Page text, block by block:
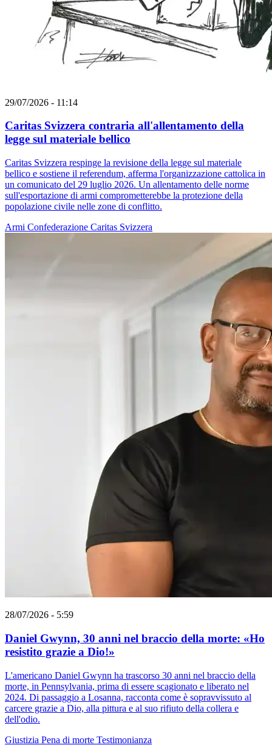
29/07/2026 - 11:14
Caritas Svizzera contraria all'allentamento della
legge sul materiale bellico
Caritas Svizzera respinge la revisione della legge sul materiale
bellico e sostiene il referendum, afferma l'organizzazione cattolica in
un comunicato del 29 luglio 2026. Un allentamento delle norme
sull'esportazione di armi comprometterebbe la protezione della
popolazione civile nelle zone di conflitto.
Armi Confederazione Caritas Svizzera
28/07/2026 - 5:59
Daniel Gwynn, 30 anni nel braccio della morte: «Ho
resistito grazie a Dio!»
L'americano Daniel Gwynn ha trascorso 30 anni nel braccio della
morte, in Pennsylvania, prima di essere scagionato e liberato nel
2024. Di passaggio a Losanna, racconta come è sopravvissuto al
carcere grazie a Dio, alla pittura e al suo rifiuto della collera e
dell'odio.
Giustizia Pena di morte Testimonianza